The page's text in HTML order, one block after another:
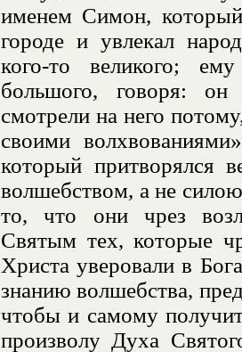
именем Симон,
городе и увлекал
кого-то великого;
большого, говоря:
смотрели на него
своими
который притворялся
волшебством, а не
то, что они чрез
Святым тех, которые
Христа уверовали в
знанию волшебства,
чтобы и самому
произволу Духа